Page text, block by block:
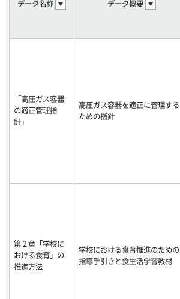
データ名称 データ概要
「高圧ガス容器
の適正管理指
針」
高圧ガス容器を適正に管理する
ための指針
第２章「学校に
おける食育」の
推進方法
学校における食育推進のための
指導手引きと食生活学習教材